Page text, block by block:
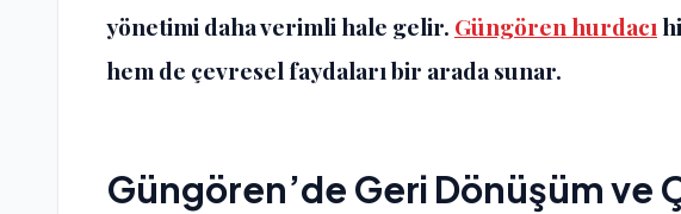
yönetimi daha verimli hale gelir. Güngören hurdacı
hem de çevresel faydaları bir arada sunar.
Güngören’de Geri Dönüşüm ve